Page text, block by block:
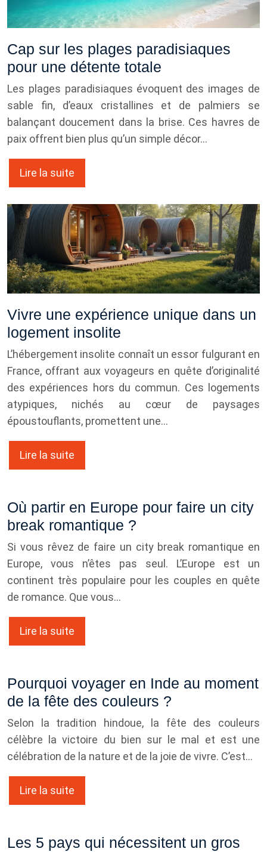
Cap sur les plages paradisiaques
pour une détente totale
Les plages paradisiaques évoquent des images de
sable fin, d’eaux cristallines et de palmiers se
balançant doucement dans la brise. Ces havres de
paix offrent bien plus qu’un simple décor…
Lire la suite
Vivre une expérience unique dans un
logement insolite
L’hébergement insolite connaît un essor fulgurant en
France, offrant aux voyageurs en quête d’originalité
des expériences hors du commun. Ces logements
atypiques, nichés au cœur de paysages
époustouflants, promettent une…
Lire la suite
Où partir en Europe pour faire un city
break romantique ?
Si vous rêvez de faire un city break romantique en
Europe, vous n’êtes pas seul. L’Europe est un
continent très populaire pour les couples en quête
de romance. Que vous…
Lire la suite
Pourquoi voyager en Inde au moment
de la fête des couleurs ?
Selon la tradition hindoue, la fête des couleurs
célèbre la victoire du bien sur le mal et est une
célébration de la nature et de la joie de vivre. C’est…
Lire la suite
Les 5 pays qui nécessitent un gros